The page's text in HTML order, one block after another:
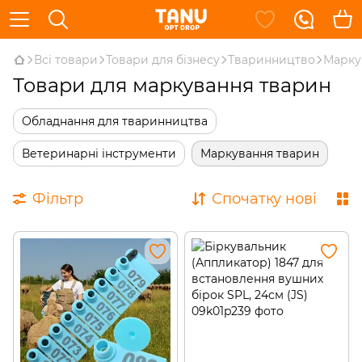
Всі товари Товари для бізнесу Тваринництво
Товари для маркування тварин
Обладнання для тваринництва
Ветеринарні інструменти Маркування тварин
Фільтр Спочатку нові